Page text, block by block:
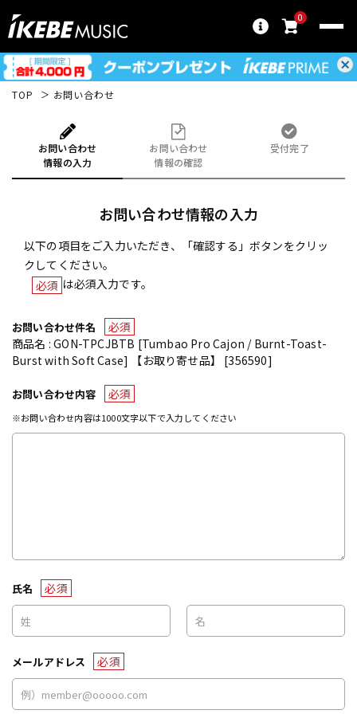
0
TOP お問い合わせ
お問い合わせ
情報の入力
お問い合わせ
情報の確認
受付完了
お問い合わせ情報の入力
以下の項目をご入力いただき、「確認する」ボタンをクリッ
クしてください。
必須 は必須入力です。
お問い合わせ件名
必須
商品名 : GON-TPCJBTB [Tumbao Pro Cajon / Burnt-Toast-
Burst with Soft Case] 【お取り寄せ品】 [356590]
お問い合わせ内容 必須
※お問い合わせ内容は1000文字以下で入力してください
氏名 必須
メールアドレス 必須